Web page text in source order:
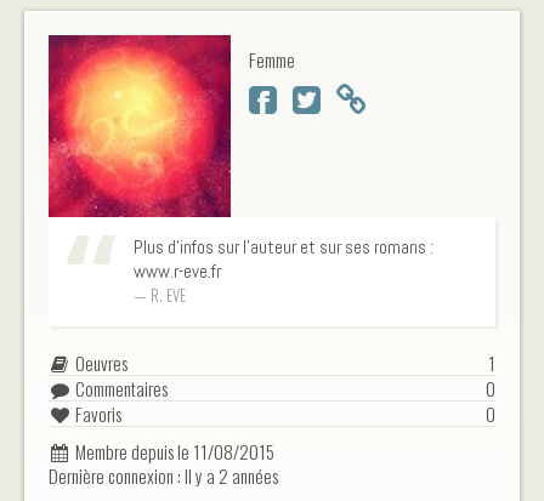
CONSEILS D’ÉCRITURES
FAQ
Femme
Plus d'infos sur l'auteur et sur ses romans :
www.r-eve.fr
R. EVE
Oeuvres
1
Commentaires
0
Favoris
0
Membre depuis le 11/08/2015
Dernière connexion : Il y a 2 années